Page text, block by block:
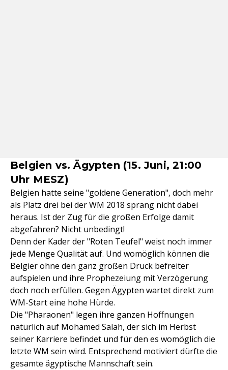
Belgien vs. Ägypten (15. Juni, 21:00
Uhr MESZ)
Belgien hatte seine "goldene Generation", doch mehr
als Platz drei bei der WM 2018 sprang nicht dabei
heraus. Ist der Zug für die großen Erfolge damit
abgefahren? Nicht unbedingt!
Denn der Kader der "Roten Teufel" weist noch immer
jede Menge Qualität auf. Und womöglich können die
Belgier ohne den ganz großen Druck befreiter
aufspielen und ihre Prophezeiung mit Verzögerung
doch noch erfüllen. Gegen Ägypten wartet direkt zum
WM-Start eine hohe Hürde.
Die "Pharaonen" legen ihre ganzen Hoffnungen
natürlich auf Mohamed Salah, der sich im Herbst
seiner Karriere befindet und für den es womöglich die
letzte WM sein wird. Entsprechend motiviert dürfte die
gesamte ägyptische Mannschaft sein.